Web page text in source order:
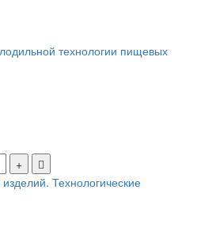
технологии пищевых